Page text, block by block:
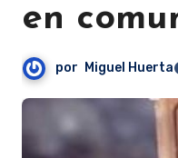
en
por Miguel Huerta